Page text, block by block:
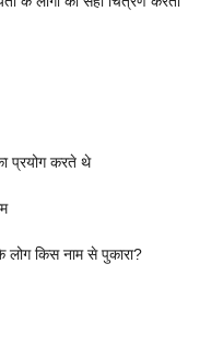
प्रयोग करते थे
किस नाम से पुकारा?